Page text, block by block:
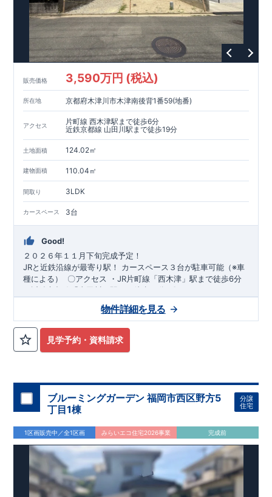
販売価格 3,590万円 (税込)
所在地 京都府木津川市木津南後背1番59(地番)
アクセス
片町線 西木津駅まで徒歩6分
近鉄京都線 山田川駅まで徒歩19分
土地面積 124.02㎡
建物面積 110.04㎡
間取り 3LDK
カースペース 3台
Good!
２０２６年１１月下旬完成予定！
​JRと近鉄沿線が最寄り駅！
​カースペース３台が駐車可能（※車
種による）
​〇アクセス
・JR片町線「西木津」駅まで徒歩6分 ​
・近鉄京都線「山田川」駅まで徒歩19分
​〇ロケーション
津川市立相楽小学校まで徒歩11分 ​・木津川市立木津中学校まで
徒歩9分 ​・相楽保育園まで徒歩14分 ​・木津幼稚園まで徒歩14分
​・愛光こども園まで徒歩20分 ​・幼保連携型認定こども園木津さ
くらの森まで徒歩21分 ​ ​〇この物件のおすすめ
ザイン性に優れたワイド洗面台！ ​・ペニンシュラキッチンを採
手洗い洗面所もついてます！ ・リビングには、高級感やデザイ
ン性をプラスしたグラビオエッジの壁を採用！ ​​・食料品の備蓄
が行え家事動線がスムーズなパントリー。 ​・土間収納には、ア
ウトドアグッズ等様々な物を収納する事が出来ます！ ​・格子間
仕切は圧迫感や部屋の一体感を損なう事無く、お部屋を仕切る
事が出来ます！ ​・２階のウォークインクローゼットには、衣類
等たっぷり収納が行えます！​ ​お気軽にご連絡ください！ ​
（株）東栄住宅 京都営業所 ​TEL:075-394-5350
​定休
日：火・水・年末年始など
スマートフォンで見やすい特設サイトはこちら
https://www.e-blooming.com/bukken/84975048/
見学予約・資料請求
物件詳細を見る
ブルーミングガーデン 福岡市西区野方5
丁目1棟
分譲
住宅
1区画販売中／全1区画 みらいエコ住宅2026事業 完成前